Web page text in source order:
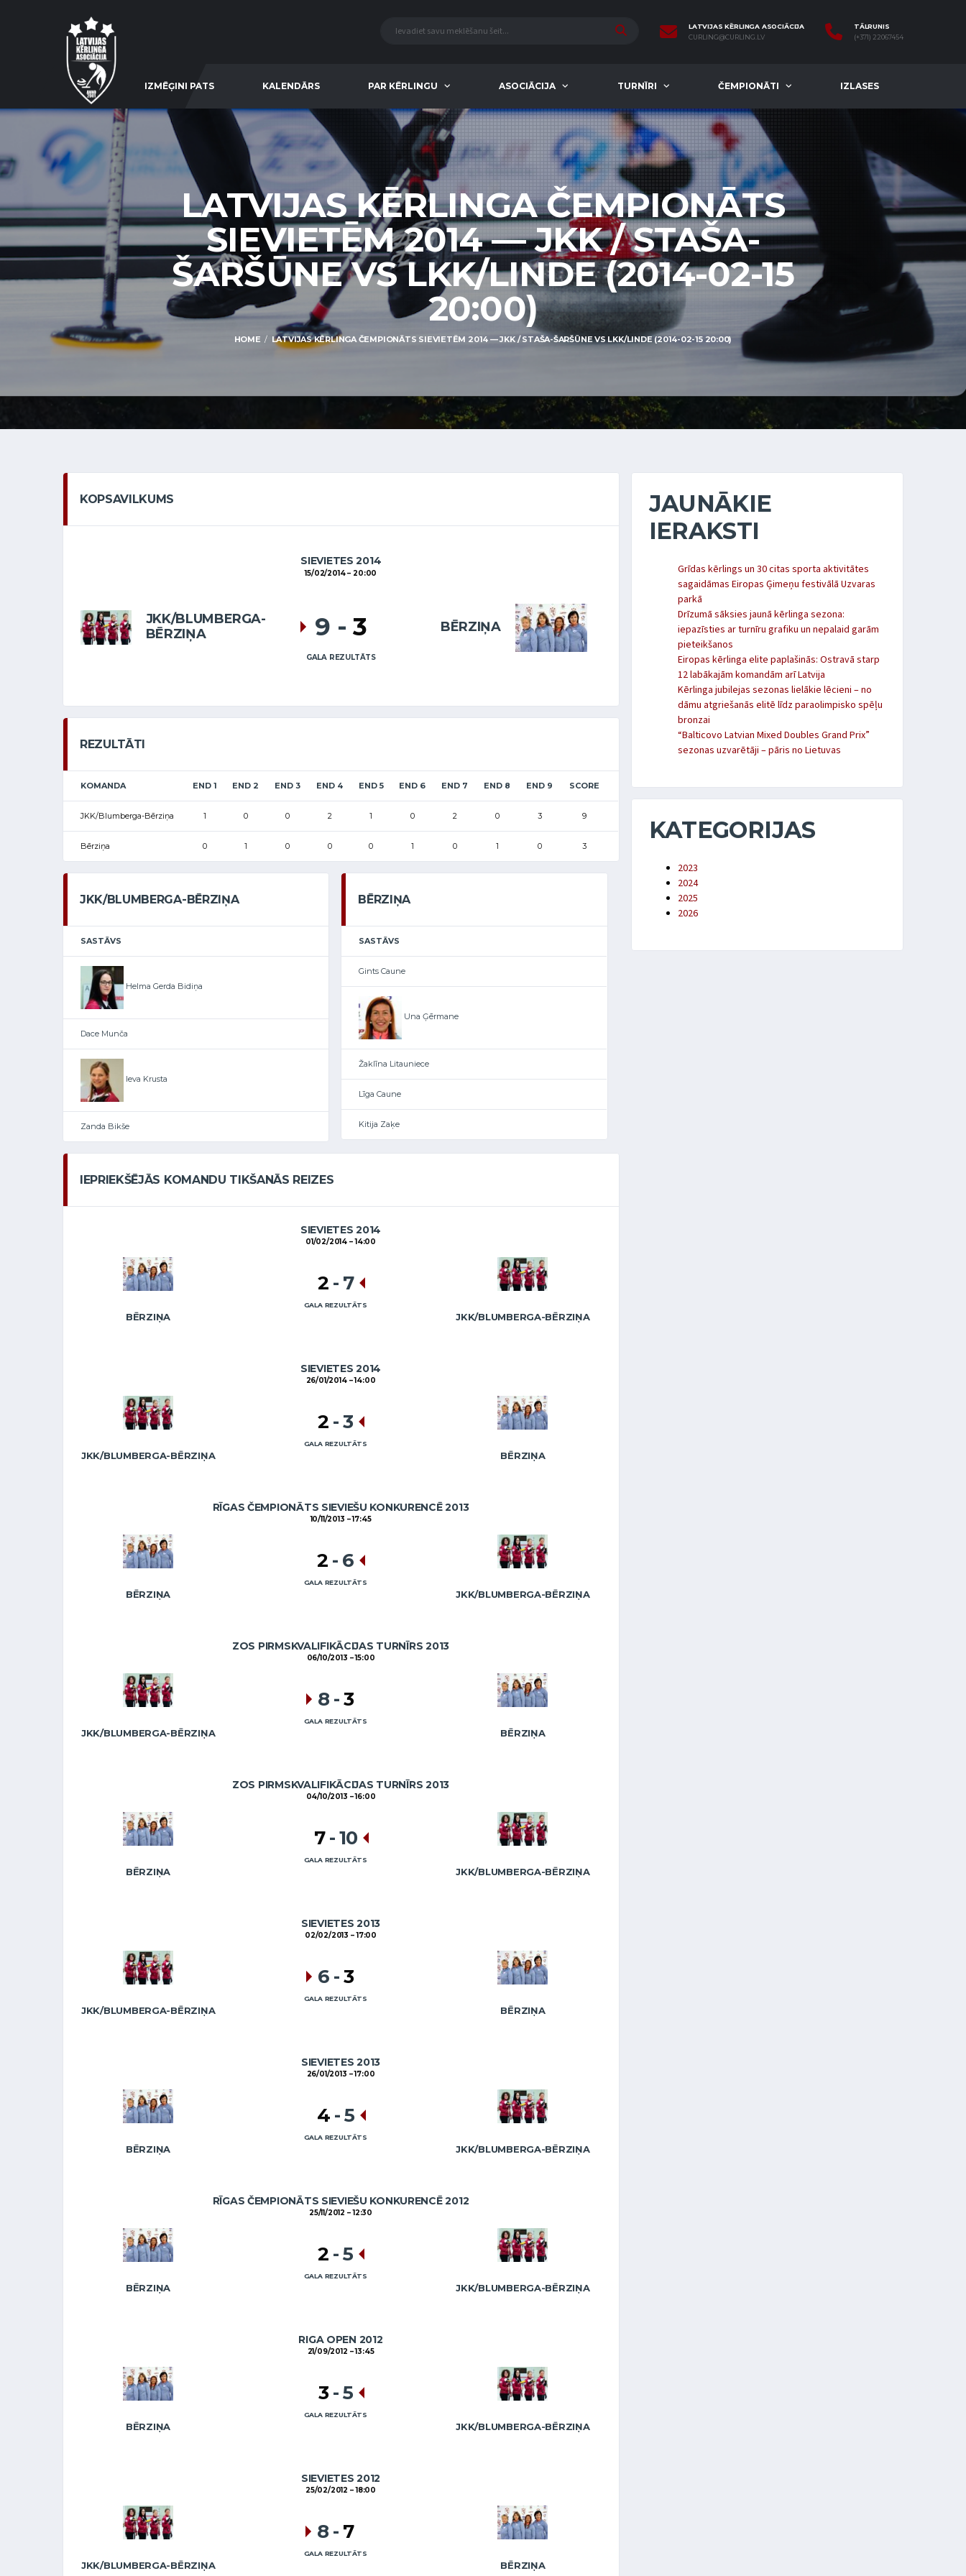
LATVIJAS KĒRLINGA ASOCIĀCIJA
CURLING@CURLING.LV
TĀLRUNIS
(+371) 22067454
IZMĒĢINI PATS KALENDĀRS PAR KĒRLINGU ASOCIĀCIJA TURNĪRI ČEMPIONĀTI IZLASES
LATVIJAS KĒRLINGA ČEMPIONĀTS
SIEVIETĒM 2014 — JKK / STAŠA-
ŠARŠŪNE VS LKK/LINDE (2014-02-15
20:00)
HOME LATVIJAS KĒRLINGA ČEMPIONĀTS SIEVIETĒM 2014 — JKK / STAŠA-ŠARŠŪNE VS LKK/LINDE (2014-02-15 20:00)
KOPSAVILKUMS
SIEVIETES 2014
15/02/2014 20:00
JKK/BLUMBERGA-
BĒRZIŅA
BĒRZIŅA
9 - 3
GALA REZULTĀTS
REZULTĀTI
KOMANDA END 1 END 2 END 3 END 4 END 5 END 6 END 7 END 8 END 9 SCORE
JKK/Blumberga-Bērziņa 1 0 0 2 1 0 2 0 3 9
Bērziņa 0 1 0 0 0 1 0 1 0 3
JKK/BLUMBERGA-BĒRZIŅA
SASTĀVS
Helma Gerda Bidiņa
Dace Munča
Ieva Krusta
Zanda Bikše
BĒRZIŅA
SASTĀVS
Gints Caune
Una Ģērmane
Žaklīna Litauniece
Līga Caune
Kitija Zaķe
IEPRIEKŠĒJĀS KOMANDU TIKŠANĀS REIZES
SIEVIETES 2014
01/02/2014 14:00
BĒRZIŅA JKK/BLUMBERGA-BĒRZIŅA
2 - 7
GALA REZULTĀTS
SIEVIETES 2014
26/01/2014 14:00
JKK/BLUMBERGA-BĒRZIŅA BĒRZIŅA
2 -3
GALA REZULTĀTS
RĪGAS ČEMPIONĀTS SIEVIEŠU KONKURENCĒ 2013
10/11/2013 17:45
BĒRZIŅA JKK/BLUMBERGA-BĒRZIŅA
2 - 6
GALA REZULTĀTS
ZOS PIRMSKVALIFIKĀCIJAS TURNĪRS 2013
06/10/2013 15:00
JKK/BLUMBERGA-BĒRZIŅA BĒRZIŅA
8 -3
GALA REZULTĀTS
ZOS PIRMSKVALIFIKĀCIJAS TURNĪRS 2013
04/10/2013 16:00
BĒRZIŅA JKK/BLUMBERGA-BĒRZIŅA
7-10
GALA REZULTĀTS
SIEVIETES 2013
02/02/2013 17:00
JKK/BLUMBERGA-BĒRZIŅA BĒRZIŅA
6 -3
GALA REZULTĀTS
SIEVIETES 2013
26/01/2013 17:00
BĒRZIŅA JKK/BLUMBERGA-BĒRZIŅA
4 -5
GALA REZULTĀTS
RĪGAS ČEMPIONĀTS SIEVIEŠU KONKURENCĒ 2012
25/11/2012 12:30
BĒRZIŅA JKK/BLUMBERGA-BĒRZIŅA
2 -5
GALA REZULTĀTS
RIGA OPEN 2012
21/09/2012 13:45
BĒRZIŅA JKK/BLUMBERGA-BĒRZIŅA
3 -5
GALA REZULTĀTS
SIEVIETES 2012
25/02/2012 18:00
JKK/BLUMBERGA-BĒRZIŅA BĒRZIŅA
8 - 7
GALA REZULTĀTS
JAUNĀKIE
IERAKSTI
Grīdas kērlings un 30 citas sporta aktivitātes
sagaidāmas Eiropas Ģimeņu festivālā Uzvaras
parkā
Drīzumā sāksies jaunā kērlinga sezona:
iepazīsties ar turnīru grafiku un nepalaid garām
pieteikšanos
Eiropas kērlinga elite paplašinās: Ostravā starp
12 labākajām komandām arī Latvija
Kērlinga jubilejas sezonas lielākie lēcieni – no
dāmu atgriešanās elitē līdz paraolimpisko spēļu
bronzai
“Balticovo Latvian Mixed Doubles Grand Prix”
sezonas uzvarētāji – pāris no Lietuvas
KATEGORIJAS
2023
2024
2025
2026